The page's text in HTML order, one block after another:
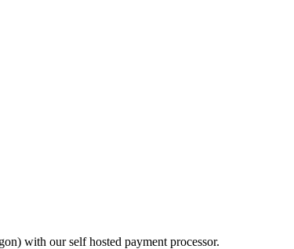
with our self hosted payment processor.